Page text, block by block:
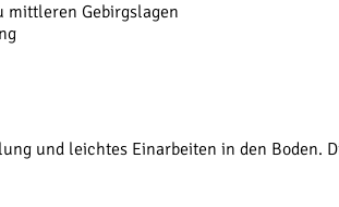
mittleren Gebirgslagen
und leichtes Einarbeiten in den Boden.